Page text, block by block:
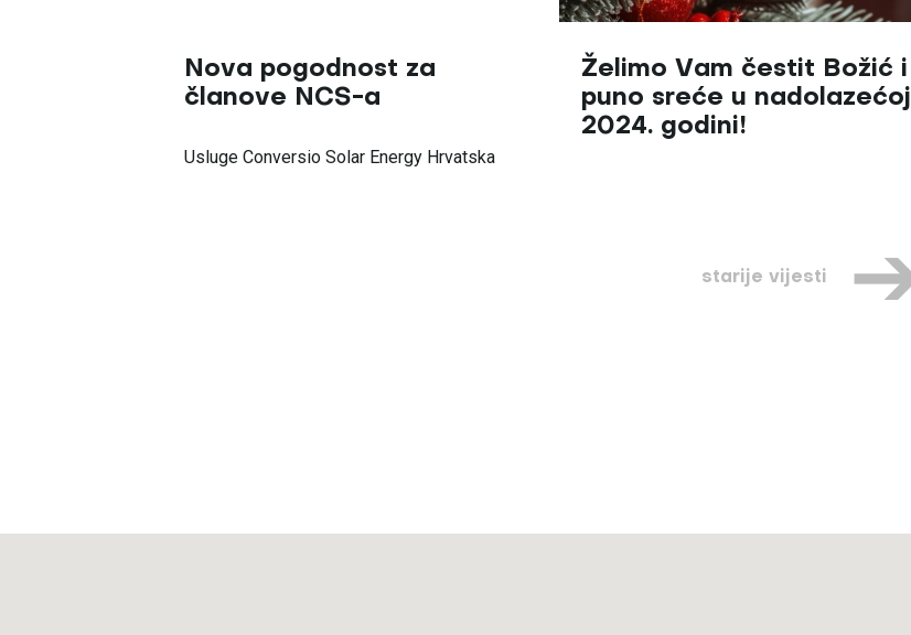
Nova pogodnost za
članove NCS-a
Usluge Conversio Solar Energy Hrvatska
Želimo Vam čestit Božić i
puno sreće u nadolazećoj
2024. godini!
starije vijesti